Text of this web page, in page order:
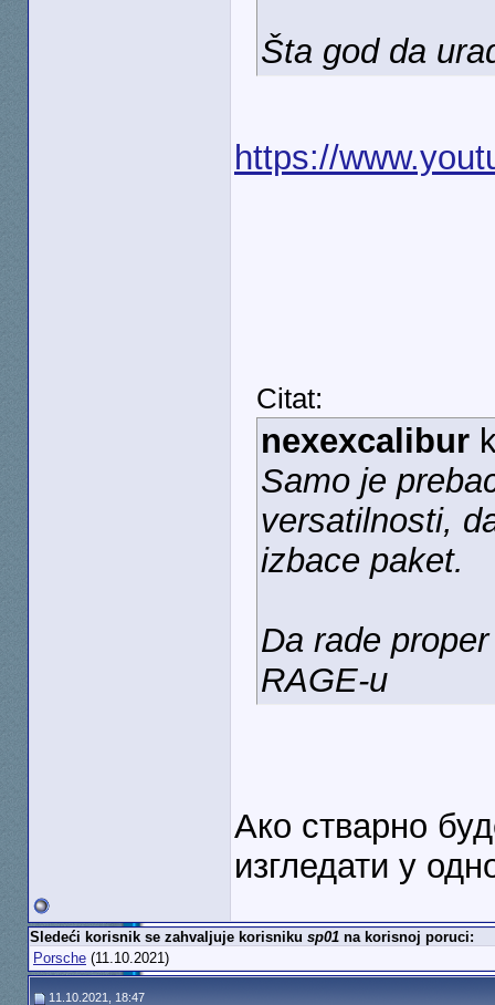
Šta god da
https://
Citat:
nexexcalibur
Samo je
versatilnosti,
izbace paket.
Da rade
RAGE-u
Ако стварно
изгледати у
Sledeći korisnik se zahvaljuje korisniku sp01na korisnoj poruci:
Porsche(11.10.2021)
11.10.2021, 18:47